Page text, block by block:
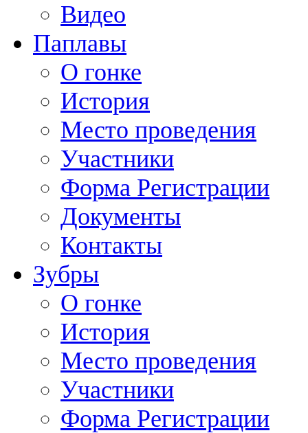
Видео
Паплавы
О гонке
История
Место проведения
Участники
Форма Регистрации
Документы
Контакты
Зубры
О гонке
История
Место проведения
Участники
Форма Регистрации